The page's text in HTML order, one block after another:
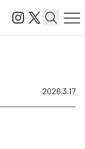
2026.3.17